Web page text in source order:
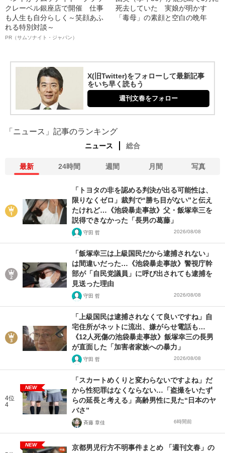
クレーベル銀座店で開催 仕事
も人生も自分らしく～笑顔あふ
れる特別対談～
PR（サムソナイト・ジャパン）
死去していた 実娘が明かす
「毒母」の素顔と空白の晩年
X(旧Twitter)をフォローして最新記事
をいち早く読もう
週刊文春をフォロー
「ニュース」記事のランキング
ニュース 総合
最新 24時間 週間 月間 写真
「トヨタの非を認める判決が出る可能性は、
限りなくゼロ」裁判で“勝ち目がない”と伝え
たけれど…《池袋暴走事故》父・飯塚幸三を
説得できなかった「長男の葛藤」
守田 哲 2026/08/08
「飯塚幸三は上級国民だから逮捕されない」
は間違いだった…《池袋暴走事故》警視庁幹
部が「自民党議員」に呼び出されても逮捕を
見送った理由
守田 哲 2026/08/08
「上級国民は逮捕されなくて良いですね」自
宅住所がネットに流出、嫌がらせ電話も…
《12人死傷の池袋暴走事故》飯塚幸三の長男
が直面した「加害者家族への暴力」
守田 哲 2026/08/08
4位
4
NEW
「スカートめくりと変わらないですよね」だ
から性犯罪はなくならない…「盗撮をいたず
らの延長と考える」高齢男性に見た“日本のヤ
バさ”
斉藤 章佳 6時間前
NEW
京都男児行方不明事件まとめ 「週刊文春」の